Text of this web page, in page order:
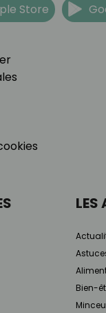
Store
LES
Bien-